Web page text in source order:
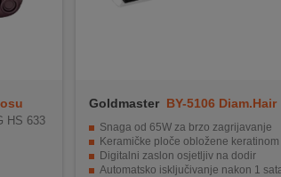
HS 633
Goldmaster BY-5106 Diam.Hair
Snaga od 65W za brzo zagrijavanje
Keramičke ploče obložene keratinom
Digitalni zaslon osjetljiv na dodir
Automatsko isključivanje nakon 1